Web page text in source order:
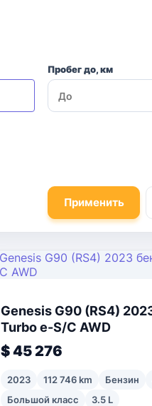
Пробег до, км
Применить
Genesis G90 (RS4)
Turbo e-S/C AWD
$ 45 276
2023 112 746 km Бензин
Большой класс
3.5 L